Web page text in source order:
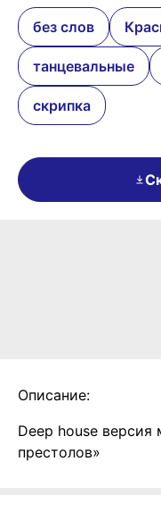
без слов
танцевальные
скрипка
Описание:
Deep house версия
престолов»